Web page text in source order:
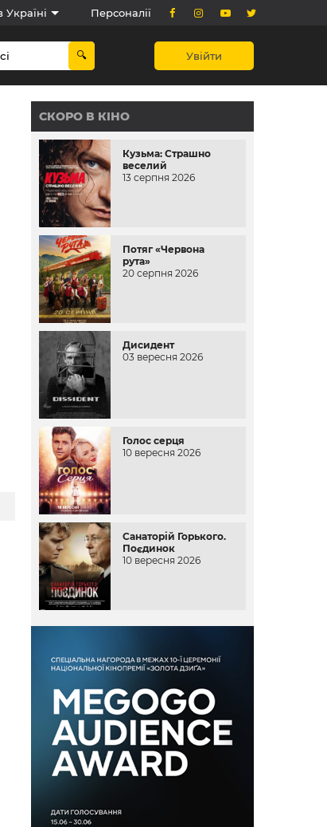
Персоналії
Увійти
СКОРО В КІНО
Кузьма: Страшно
веселий
13 серпня 2026
Потяг «Червона
рута»
20 серпня 2026
Дисидент
03 вересня 2026
Голос серця
10 вересня 2026
Санаторій Горького.
Поєдинок
10 вересня 2026